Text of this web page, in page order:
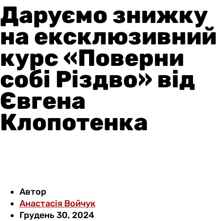
Даруємо знижку
на ексклюзивний
курс «Поверни
собі Різдво» від
Євгена
Клопотенка
Автор
Анастасія Войчук
Грудень 30, 2024